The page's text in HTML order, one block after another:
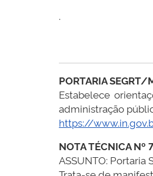
.
PORTARIA
Estabelece
administração
https://
NOTA TÉCNICA
ASSUNTO: